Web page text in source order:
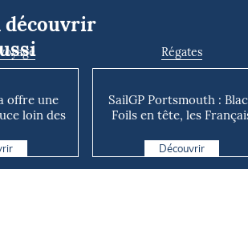
découvrir
offre une
loin des
Régates
SailGP Portsmouth :
Foils en tête, les
Découvrir